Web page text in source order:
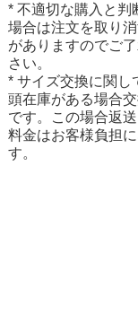
* 不適切な購入と判
場合は注文を取り
がありますのでご
さい。
* サイズ交換に関し
頭在庫がある場合
です。この場合返
料金はお客様負担に
す。